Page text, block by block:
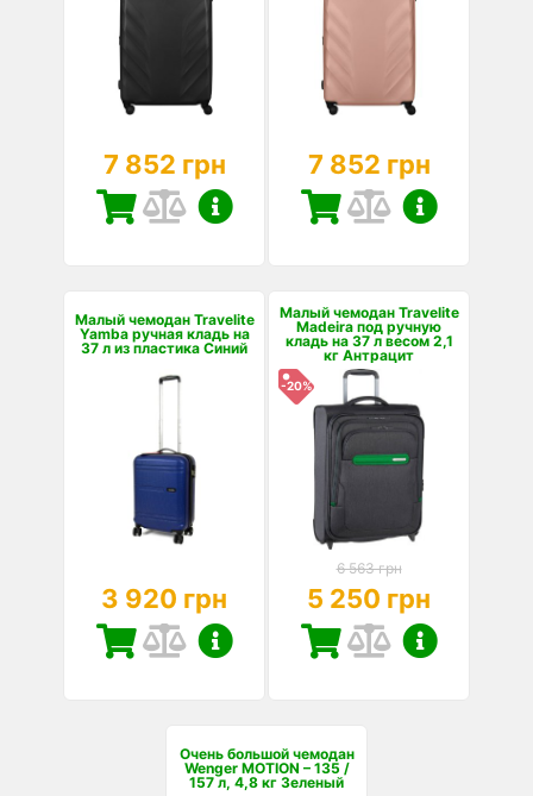
7 852 грн 7 852 грн
Малый чемодан Travelite
Yamba ручная кладь на
37 л из пластика Синий
3 920 грн
Малый чемодан Travelite
Madeira под ручную
кладь на 37 л весом 2,1
кг Антрацит
-20%
6 563 грн
5 250 грн
Очень большой чемодан
Wenger MOTION – 135 /
157 л, 4,8 кг Зеленый